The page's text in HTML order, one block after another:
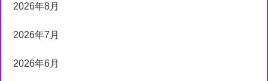
2026年8月
2026年7月
2026年6月